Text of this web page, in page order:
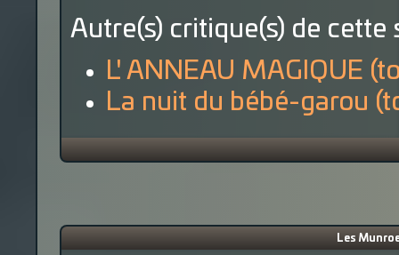
Autre(s) critique(s) de cette
L' ANNEAU MAGIQUE
La nuit du bébé-garou
Les